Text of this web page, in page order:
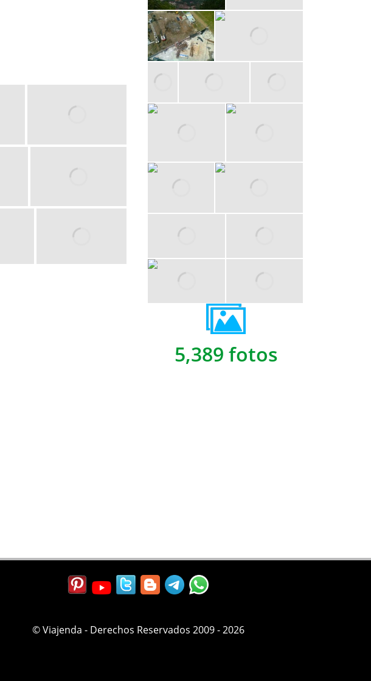
5,389 fotos
© Viajenda - Derechos Reservados 2009 - 2026